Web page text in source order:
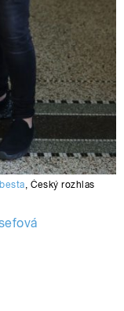
Český rozhlas